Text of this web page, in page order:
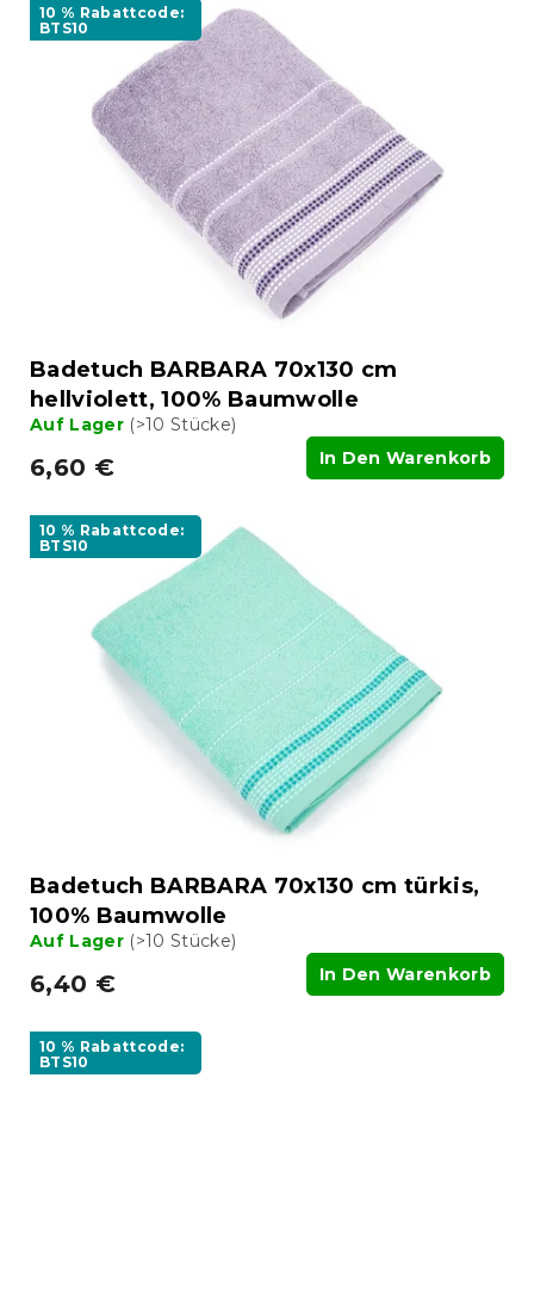
10 % Rabattcode:
BTS10
Badetuch BARBARA 70x130 cm
hellviolett, 100% Baumwolle
Auf Lager (>10 Stücke)
6,60 € In Den Warenkorb
10 % Rabattcode:
BTS10
Badetuch BARBARA 70x130 cm türkis,
100% Baumwolle
Auf Lager (>10 Stücke)
6,40 € In Den Warenkorb
10 % Rabattcode:
BTS10